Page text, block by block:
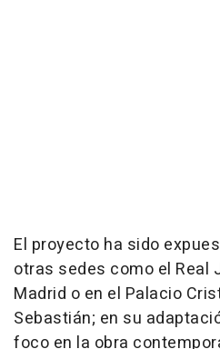
El proyecto ha sido
otras sedes como el Real
Madrid o en el Palacio
Sebastián; en su
foco en la obra